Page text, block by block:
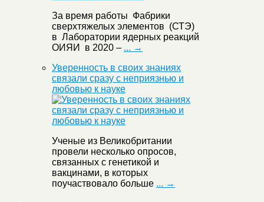
За время работы Фабрики
сверхтяжелых элементов (СТЭ)
в Лаборатории ядерных реакций
ОИЯИ в 2020 – ... →
Уверенность в своих знаниях
связали сразу с неприязнью и
любовью к науке
Ученые из Великобритании
провели несколько опросов,
связанных с генетикой и
вакцинами, в которых
поучаствовало больше ... →